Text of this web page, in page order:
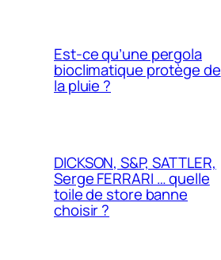
Est-ce qu’une pergola
bioclimatique protège de
la pluie ?
DICKSON, S&P, SATTLER,
Serge FERRARI … quelle
toile de store banne
choisir ?